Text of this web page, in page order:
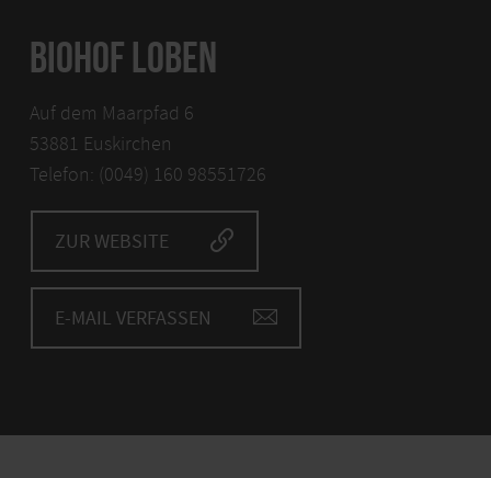
BIOHOF LOBEN
Auf dem Maarpfad 6
53881 Euskirchen
Telefon: (0049) 160 98551726
ZUR WEBSITE
E-MAIL VERFASSEN